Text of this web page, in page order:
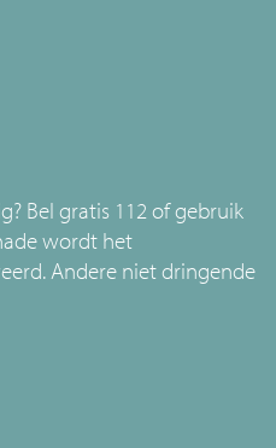
Bel gratis 112 of gebruik
wordt het
Andere niet dringende